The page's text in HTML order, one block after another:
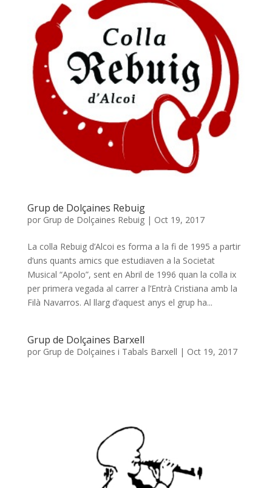
Grup de Dolçaines Rebuig
por Grup de Dolçaines Rebuig| Oct 19, 2017
La colla Rebuig d’Alcoi es forma a la fi de 1995 a partir
d’uns quants amics que estudiaven a la Societat
Musical “Apolo”, sent en Abril de 1996 quan la colla ix
per primera vegada al carrer a l’Entrà Cristiana amb la
Filà Navarros. Al llarg d’aquest anys el grup ha...
Grup de Dolçaines Barxell
por Grup de Dolçaines i Tabals Barxell | Oct 19, 2017